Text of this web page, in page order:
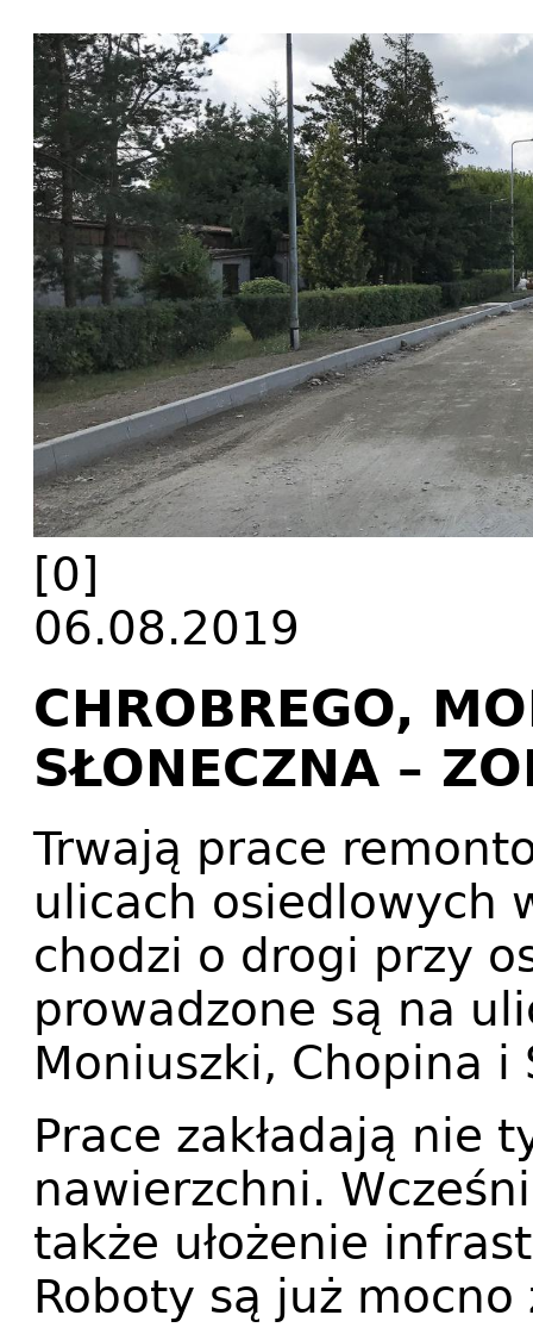
[0]
06.08.2019
CHROBREGO,
SŁONECZNA –
Trwają prace
ulicach osiedlowych
chodzi o drogi przy
prowadzone są na
Moniuszki, Chopina i
Prace zakładają nie
nawierzchni.
także ułożenie
Roboty są już